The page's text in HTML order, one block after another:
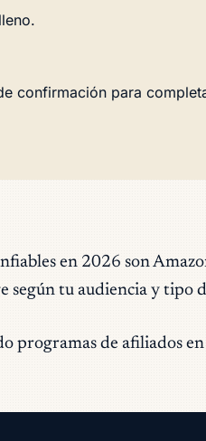
confirmación para
en 2026 son
según tu audiencia y tipo
programas de afiliados